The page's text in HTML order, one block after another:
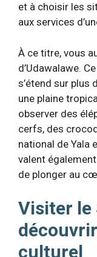
et à choisir les
aux services
À ce titre, vous
d’Udawalawe.
s’étend sur plus
une plaine
observer des
cerfs, des
national de Yala
valent
de plonger au
Visiter le
culturel